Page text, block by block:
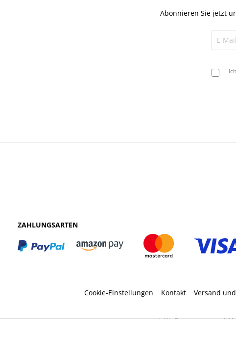
Abonnieren Sie jetzt
ZAHLUNGSARTEN
Cookie-Einstellungen Kontakt Versand
* Alle Preise inkl. gesetzl.